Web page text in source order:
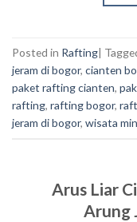
Posted in Rafting|
jeram di bogor, cianten
paket rafting cianten,
rafting, rafting bogor,
jeram di bogor, wisata
Arus Liar
Arung